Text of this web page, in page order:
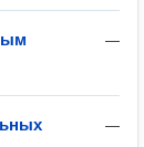
—
—